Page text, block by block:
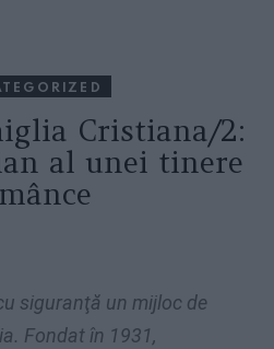
Cristiana/2:
al unei tinere
siguranţă un mijloc de
Fondat în 1931,